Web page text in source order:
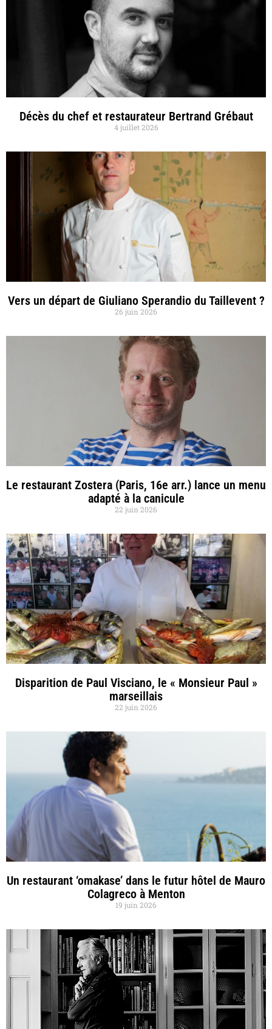
Décès du chef et restaurateur Bertrand Grébaut
4 juillet 2026
Vers un départ de Giuliano Sperandio du Taillevent ?
26 juin 2026
Le restaurant Zostera (Paris, 16e arr.) lance un menu
adapté à la canicule
22 juin 2026
Disparition de Paul Visciano, le « Monsieur Paul »
marseillais
22 juin 2026
Un restaurant ‘omakase’ dans le futur hôtel de Mauro
Colagreco à Menton
19 juin 2026